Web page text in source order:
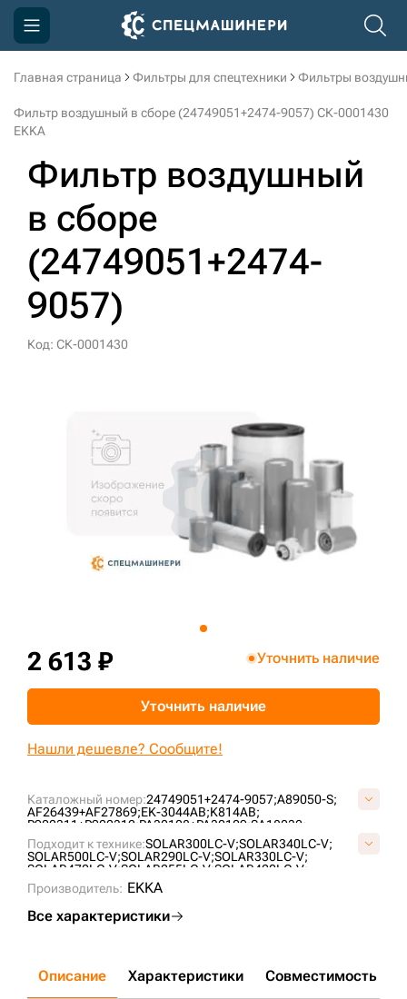
Главная страница Фильтры для спецтехники Фильтры
Фильтр воздушный в сборе (24749051+2474-9057) СК-0001430
EKKA
Фильтр воздушный
в сборе
(24749051+2474-
9057)
Код: СК-0001430
Каталожный номер:24749051+2474-9057;A89050-S;
AF26439+AF27869;EK-3044AB;K814AB;
P902311+P902312;PA30108+PA30109;SA18032;
ST300AВ;
Подходит к технике:SOLAR300LC-V;SOLAR340LC-V;
SOLAR500LC-V;SOLAR290LC-V;SOLAR330LC-V;
SOLAR470LC-V;SOLAR255LC-V;SOLAR420LC-V;
Производитель: EKKA
Все характеристики
2 613 ₽ Уточнить наличие
Уточнить наличие
Нашли дешевле? Сообщите!
Описание Характеристики Совместимость
Компания
Акции
Доставка и оплата
Информация
3D тур по производству
3D тур по складам
+7 (499) 394-50-93